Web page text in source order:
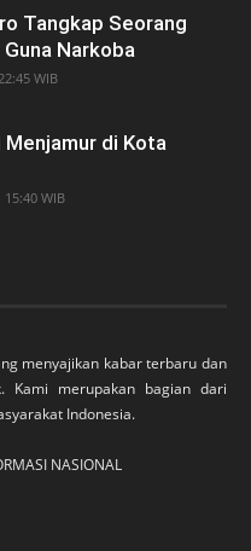
Tangkap Seorang
Narkoba
WIB
di Kota
WIB
menyajikan kabar terbaru dan
Kami merupakan bagian dari
Indonesia.
NASIONAL